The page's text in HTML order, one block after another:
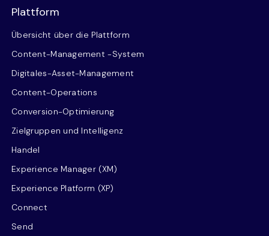
Plattform
Übersicht über die Plattform
Content-Management -System
Digitales-Asset-Management
Content-Operations
Conversion-Optimierung
Zielgruppen und Intelligenz
Handel
Experience Manager (XM)
Experience Platform (XP)
Connect
Send